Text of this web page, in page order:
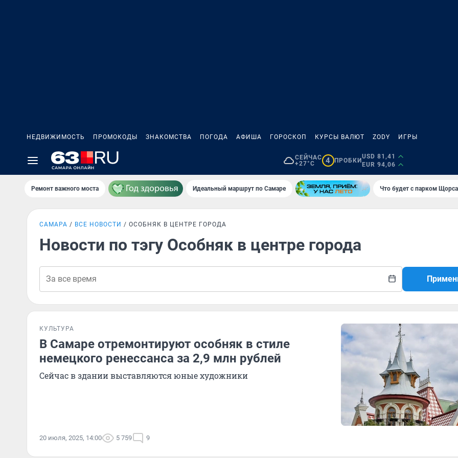
НЕДВИЖИМОСТЬ ПРОМОКОДЫ ЗНАКОМСТВА ПОГОДА АФИША ГОРОСКОП КУРСЫ ВАЛЮТ ZODY ИГРЫ
СЕЙЧАС
+27°C
4 ПРОБКИ
USD 81,41
EUR 94,06
Ремонт важного моста Идеальный маршрут по Самаре Что будет с парком
САМАРА ВСЕ НОВОСТИ ОСОБНЯК В ЦЕНТРЕ ГОРОДА
Новости по тэгу Особняк в центре города
КУЛЬТУРА
В Самаре отремонтируют особняк в стиле
немецкого ренессанса за 2,9 млн рублей
Сейчас в здании выставляются юные художники
20 июля, 2025, 14:00 5 759 9